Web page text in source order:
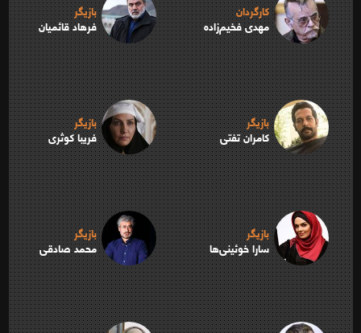
کارگردان
مهدی فخیم‌زاده
بازیگر
فرهاد قائمیان
بازیگر
کامران تفتی
بازیگر
فریبا کوثری
بازیگر
سارا خوئینی‌ها
بازیگر
محمد صادقی